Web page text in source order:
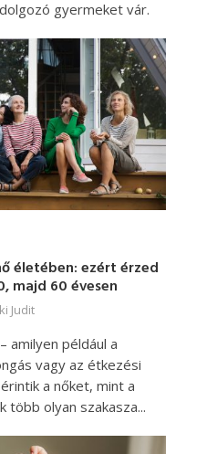
gyermeket vár.
életében: ezért érzed
majd 60 évesen
Judit
amilyen például a
vagy az étkezési
a nőket, mint a
több olyan szakasza...